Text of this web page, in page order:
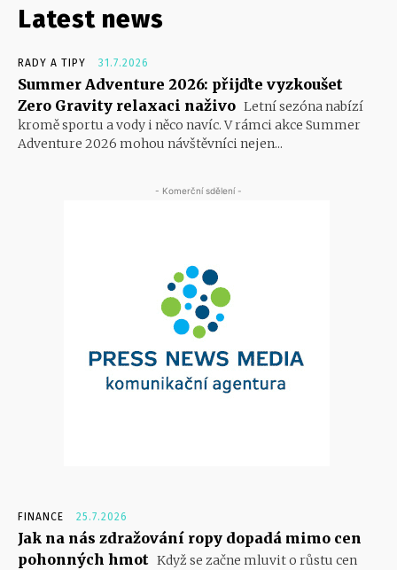
Latest news
RADY A TIPY 31.7.2026
Summer Adventure 2026: přijďte vyzkoušet
Zero Gravity relaxaci naživo Letní sezóna nabízí
kromě sportu a vody i něco navíc. V rámci akce Summer
Adventure 2026 mohou návštěvníci nejen...
- Komerční sdělení -
FINANCE 25.7.2026
Jak na nás zdražování ropy dopadá mimo cen
pohonných hmot Když se začne mluvit o růstu cen